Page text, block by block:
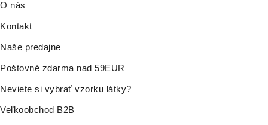
O nás
Kontakt
Naše predajne
Poštovné zdarma nad 59EUR
Neviete si vybrať vzorku látky?
Veľkoobchod B2B